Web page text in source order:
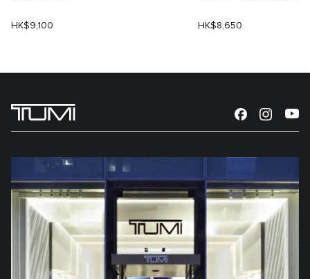
HK$9,100 HK$8,650